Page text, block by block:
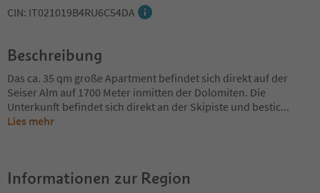
CIN: IT021019B4RU6C54DA
Beschreibung
Das ca. 35 qm große Apartment befindet sich direkt auf der
Seiser Alm auf 1700 Meter inmitten der Dolomiten. Die
Unterkunft befindet sich direkt an der Skipiste und bestic...
Lies mehr
Informationen zur Region